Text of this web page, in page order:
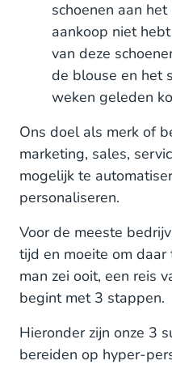
schoenen aan
aankoop niet
van deze
de blouse en het
weken geleden
Ons doel als merk of
marketing, sales,
mogelijk te
personaliseren.
Voor de meeste
tijd en moeite om daar
man zei ooit, een reis
begint met 3 stappen.
Hieronder zijn onze 3
bereiden op hyper-